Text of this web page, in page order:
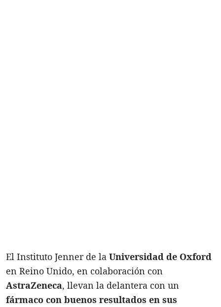
El Instituto Jenner de la Universidad de Oxford
en Reino Unido, en colaboración con
AstraZeneca, llevan la delantera con un
fármaco con buenos resultados en sus